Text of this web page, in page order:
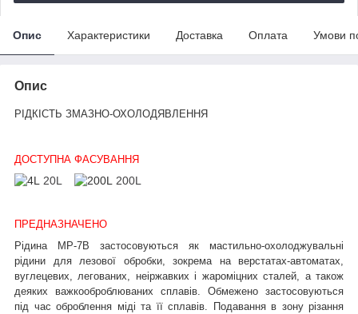
Опис Характеристики Доставка Оплата Умови
Опис
РІДКІСТЬ ЗМАЗНО-ОХОЛОДЯВЛЕННЯ
ДОСТУПНА ФАСУВАННЯ
20L 200L
ПРЕДНАЗНАЧЕНО
Рідина МР-7В застосовуються як мастильно-охолоджувальні
рідини для лезової обробки, зокрема на верстатах-автоматах,
вуглецевих, легованих, неіржавких і жароміцних сталей, а також
деяких важкооброблюваних сплавів. Обмежено застосовуються
під час оброблення міді та її сплавів. Подавання в зону різання